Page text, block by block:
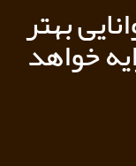
بهتر
خواهد